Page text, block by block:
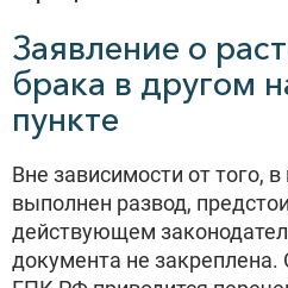
Заявление о
брака в другом
пункте
Вне зависимости от того,
выполнен развод,
действующем
документа не закреплена.